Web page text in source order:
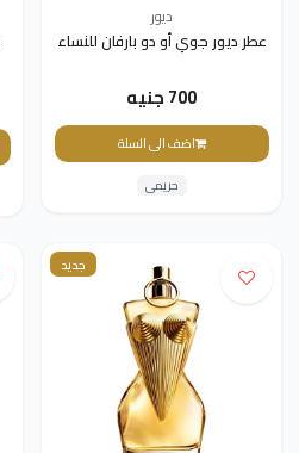
ديور
عطر ديور جوي أو دو بارفان للنساء
700 جنيه
اضف الى السلة
حريمى
جديد